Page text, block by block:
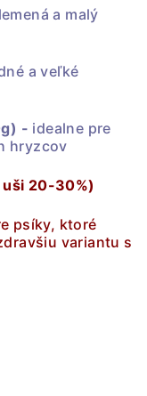
a malý
a veľké
- idealne pre
hryzcov
20-30%)
psíky, ktoré
variantu s